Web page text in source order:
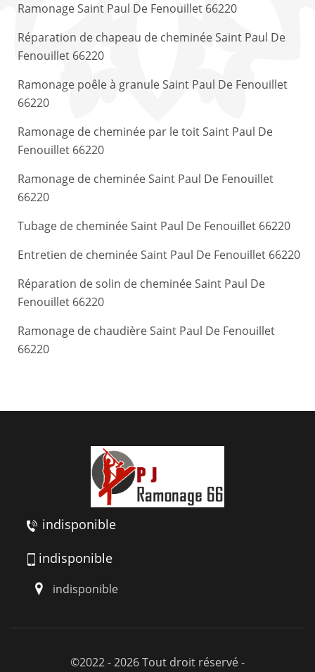
Ramonage Saint Paul De Fenouillet 66220
Réparation de chapeau de cheminée Saint Paul De
Fenouillet 66220
Ramonage poêle à granule Saint Paul De Fenouillet
66220
Ramonage de cheminée par le toit Saint Paul De
Fenouillet 66220
Ramonage de cheminée Saint Paul De Fenouillet
66220
Tubage de cheminée Saint Paul De Fenouillet 66220
Entretien de cheminée Saint Paul De Fenouillet 66220
Réparation de solin de cheminée Saint Paul De
Fenouillet 66220
Ramonage de chaudière Saint Paul De Fenouillet
66220
indisponible
indisponible
indisponible
©2022 - 2026 Tout droit réservé -